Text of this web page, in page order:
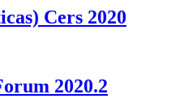
Cers 2020
2020.2